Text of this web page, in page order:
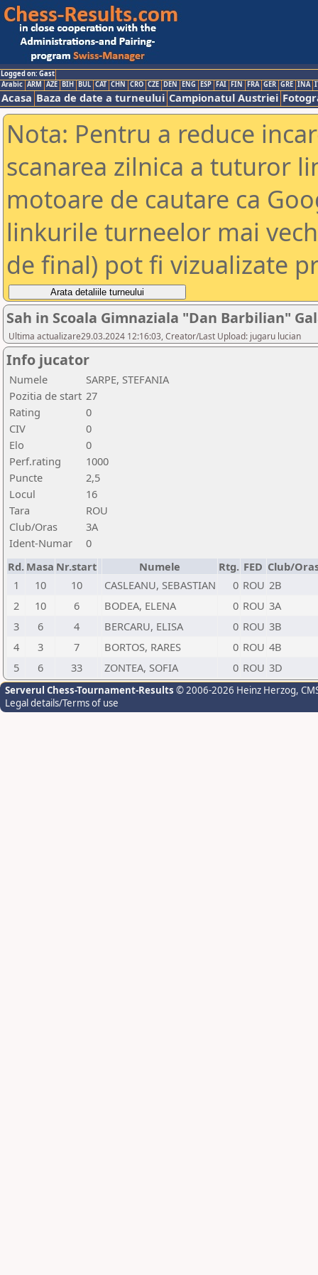
Logged on: Gast
Arabic ARM AZE BIH BUL CAT CHN CRO CZE DEN ENG ESP FAI FIN FRA GER GRE INA
Acasa Baza de date a turneului Campionatul Austriei
Nota: Pentru a reduce
scanarea zilnica a tuturor
motoare de cautare ca
linkurile turneelor mai
de final) pot fi vizualizate
Sah in Scoala Gimnaziala "Dan Barbilian"
Ultima actualizare29.03.2024 12:16:03, Creator/Last Upload: jugaru lucian
Info jucator
Numele
SARPE, STEFANIA
Pozitia de start 27
Rating
0
CIV
0
Elo
0
Perf.rating
1000
Puncte
2,5
Locul
16
Tara
ROU
Club/Oras
3A
Ident-Numar
0
Rd. Masa Nr.start Numele Rtg. FED Club/
1
10 10 CASLEANU, SEBASTIAN 0 ROU 2B
2
10 6 BODEA, ELENA 0 ROU 3A
3
6 4 BERCARU, ELISA 0 ROU 3B
4
3 7 BORTOS, RARES 0 ROU 4B
5
6 33 ZONTEA, SOFIA 0 ROU 3D
Serverul Chess-Tournament-Results © 2006-2026 Heinz Herzog,
Legal details/Terms of use